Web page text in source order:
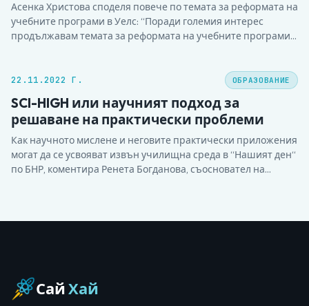
Асенка Христова споделя повече по темата за реформата на
учебните програми в Уелс: “Поради големия интерес
продължавам темата за реформата на учебните програми в
образованието на 21 век. Много хора…
22.11.2022 Г. ОБРАЗОВАНИЕ
SCI-HIGH или научният подход за
решаване на практически проблеми
Как научното мислене и неговите практически приложения
могат да се усвояват извън училищна среда в “Нашият ден“
по БНР, коментира Ренета Богданова, съосновател на
СайХай